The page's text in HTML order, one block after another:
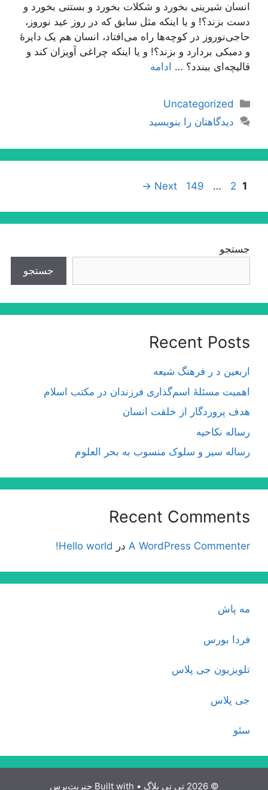
انسان شیرینی بخورد و شکلات بخورد و بستنی بخورد و
دست بزند؟! و یا اینکه مثل سابق که در روز عید نوروز،
حاجی‌نوروز در کوچه‌ها راه می‌افتاد، انسان هم یک دایرۀ
و دمبکی بردارد و بزند؟! و یا اینکه چراغی آویزان کند و
قالیچه‌ای ببندد؟ … ادامه
دسته‌ها
Uncategorized
دیدگاهتان را بنویسید
ناوبری
Page
1
Page
2
…
Page
149
Next
→
جستجو
جستجو
Recent Posts
اربعین د ر فرهنگ شیعه
اهمیت مسئلۀ اسم‌گذارى فرزندان در مكتب اسلام
هدف پروردگار از خلقت انسان
رساله نکاحیه
رساله سیر و سلوک منسوب به بحر العلوم
Recent Comments
A WordPress Commenter در Hello world!
مه پاش
فردا بورس
تلویزیون جی پلاس
جی پلاس
سئو
© 2026 تی تی بلاگ • Built with جنریت‌پرس